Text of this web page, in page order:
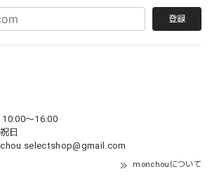
登録
10:00〜16:00
日
monchouについて